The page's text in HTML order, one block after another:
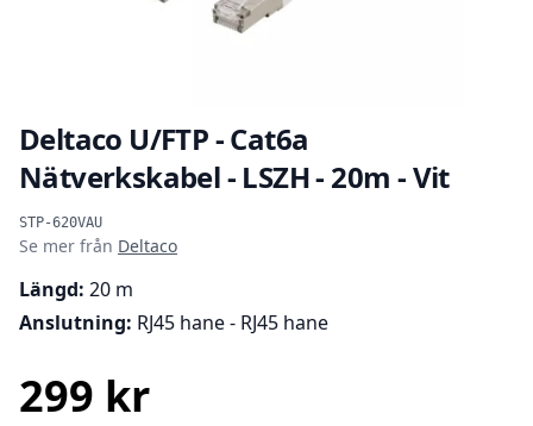
Deltaco U/FTP - Cat6a
Nätverkskabel - LSZH - 20m - Vit
STP-620VAU
Produktinformation
Se mer från Deltaco
Längd: 20 m
Anslutning: RJ45 hane - RJ45 hane
299 kr